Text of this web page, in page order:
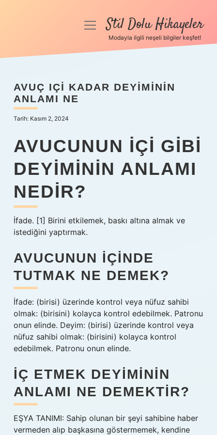
Anasayfa
Yasal Uyarı
Hakkımızda
menüyüStil Dolu Hikayeler
Modayla ilgili neşeli bilgiler keşfet!
AVUÇ IÇI KADAR DEYIMININ
ANLAMI NE
Tarih: Kasım 2, 2024
AVUCUNUN IÇI GIBI
DEYIMININ ANLAMI
NEDIR?
İfade. [1] Birini etkilemek, baskı altına almak ve
istediğini yaptırmak.
AVUCUNUN IÇINDE
TUTMAK NE DEMEK?
İfade: (birisi) üzerinde kontrol veya nüfuz sahibi
olmak: (birisini) kolayca kontrol edebilmek. Patronu
onun elinde. Deyim: (birisi) üzerinde kontrol veya
nüfuz sahibi olmak: (birisini) kolayca kontrol
edebilmek. Patronu onun elinde.
İÇ ETMEK DEYIMININ
ANLAMI NE DEMEKTIR?
EŞYA TANIMI: Sahip olunan bir şeyi sahibine haber
vermeden alıp başkasına göstermemek, kendine